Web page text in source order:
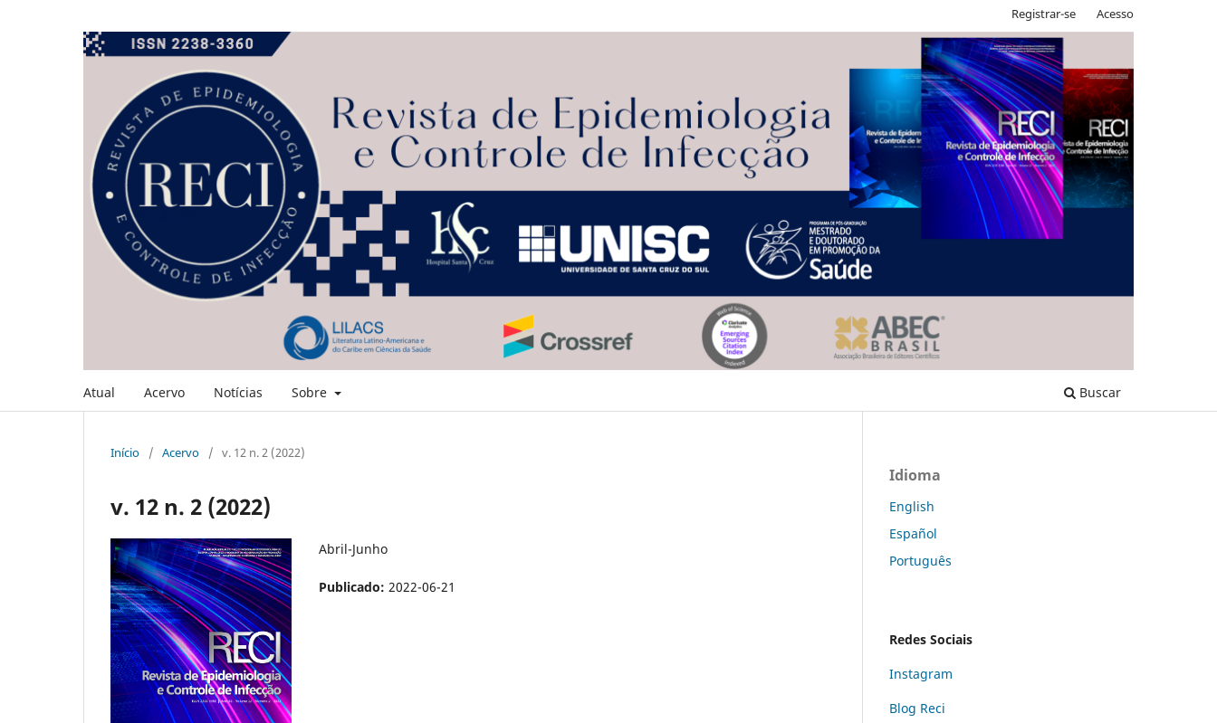
Atual Acervo Notícias Sobre Buscar
Registrar-se Acesso
Início / Acervo / v. 12 n. 2 (2022)
v. 12 n. 2 (2022)
Abril-Junho
Publicado: 2022-06-21
Idioma
English
Español
Português
Redes Sociais
Instagram
Blog Reci